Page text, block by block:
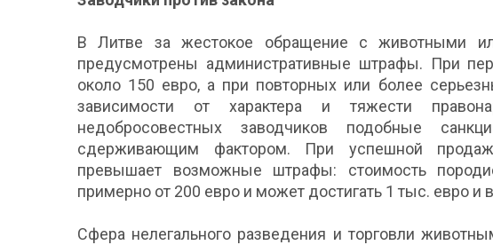
В Литве за жестокое обращение с животными
предусмотрены административные штрафы. При
около 150 евро, а при повторных или более
зависимости от характера и тяжести
недобросовестных заводчиков подобные
сдерживающим фактором. При успешной
превышает возможные штрафы: стоимость
примерно от 200 евро и может достигать 1 тыс. евро и
Сфера нелегального разведения и торговли